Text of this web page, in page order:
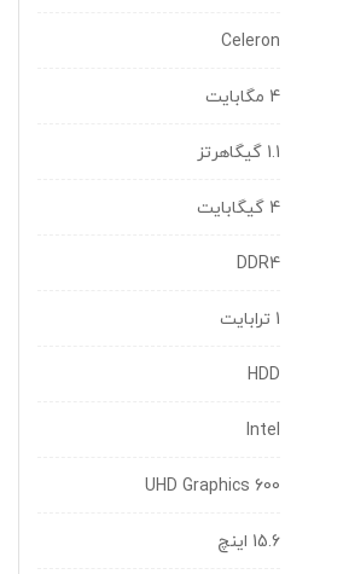
Celeron
4 مگابایت
1.1 گیگاهرتز
4 گیگابایت
DDR4
1 ترابایت
HDD
Intel
UHD Graphics 600
15.6 اینچ